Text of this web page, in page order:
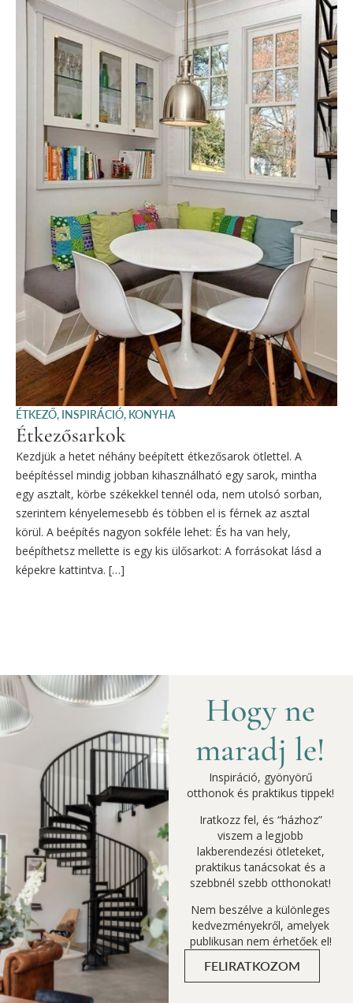
ÉTKEZŐ, INSPIRÁCIÓ, KONYHA
Étkezősarkok
Kezdjük a hetet néhány beépített étkezősarok ötlettel. A
beépítéssel mindig jobban kihasználható egy sarok, mintha
egy asztalt, körbe székekkel tennél oda, nem utolsó sorban,
szerintem kényelemesebb és többen el is férnek az asztal
körül. A beépítés nagyon sokféle lehet: És ha van hely,
beépíthetsz mellette is egy kis ülősarkot: A forrásokat lásd a
képekre kattintva. […]
Hogy ne
maradj le!
Inspiráció, gyönyörű
otthonok és praktikus tippek!
Iratkozz fel, és “házhoz”
viszem a legjobb
lakberendezési ötleteket,
praktikus tanácsokat és a
szebbnél szebb otthonokat!
Nem beszélve a különleges
kedvezményekről, amelyek
publikusan nem érhetőek el!
FELIRATKOZOM